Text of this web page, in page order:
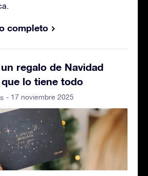
completo
regalo de Navidad
lo tiene todo
- 17 noviembre 2025